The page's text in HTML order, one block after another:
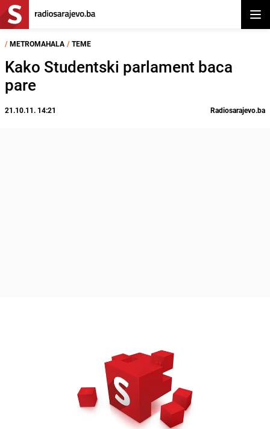
/ METROMAHALA / TEME
Kako Studentski parlament baca
pare
21.10.11. 14:21 Radiosarajevo.ba